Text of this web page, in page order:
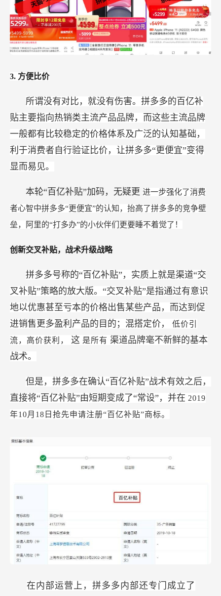
3. 方便比价
所谓没有对比，就没有伤害。拼多多的百亿补
贴主要指向热销类主流产品品牌，而这些主流品牌
一般都有比较稳定的价格体系及广泛的认知基础，
利于消费者自行验证比价，让拼多多“更便宜”变得
显而易见。
本轮“百亿补贴”加码，无疑更 进一步强化了消费
者心智中拼多多“更便宜”的认知，抬高了拼多多的竞争壁
垒，阿里的“打多办”的小伙伴们更要睡不着觉了！
创新交叉补贴，战术升级战略
拼多多号称的“百亿补贴”，实质上就是渠道“交
叉补贴”策略的放大版。“交叉补贴”是指通过有意识
地以优惠甚至亏本的价格出售某些产品，而达到促
进销售更多盈利产品的目的；混搭定价， 低价引
流，高价获利， 这 是所有 渠道品牌毫不新鲜的基本
战术。
但是，拼多多在确认“百亿补贴”战术有效之后，
直接将“百亿补贴”由短期变成了“常设”，并在 2019
年10月18日抢先申请注册“百亿补贴”商标。
在内部运营上，拼多多内部还专门成立了